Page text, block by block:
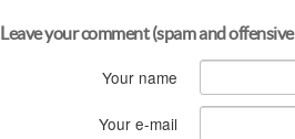
Leave your comment (spam and
Your name
Your e-mail